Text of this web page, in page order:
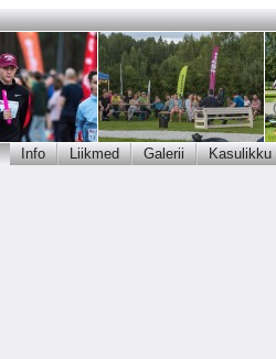
Info Liikmed Galerii Kasulikku